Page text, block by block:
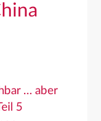
… aber
5